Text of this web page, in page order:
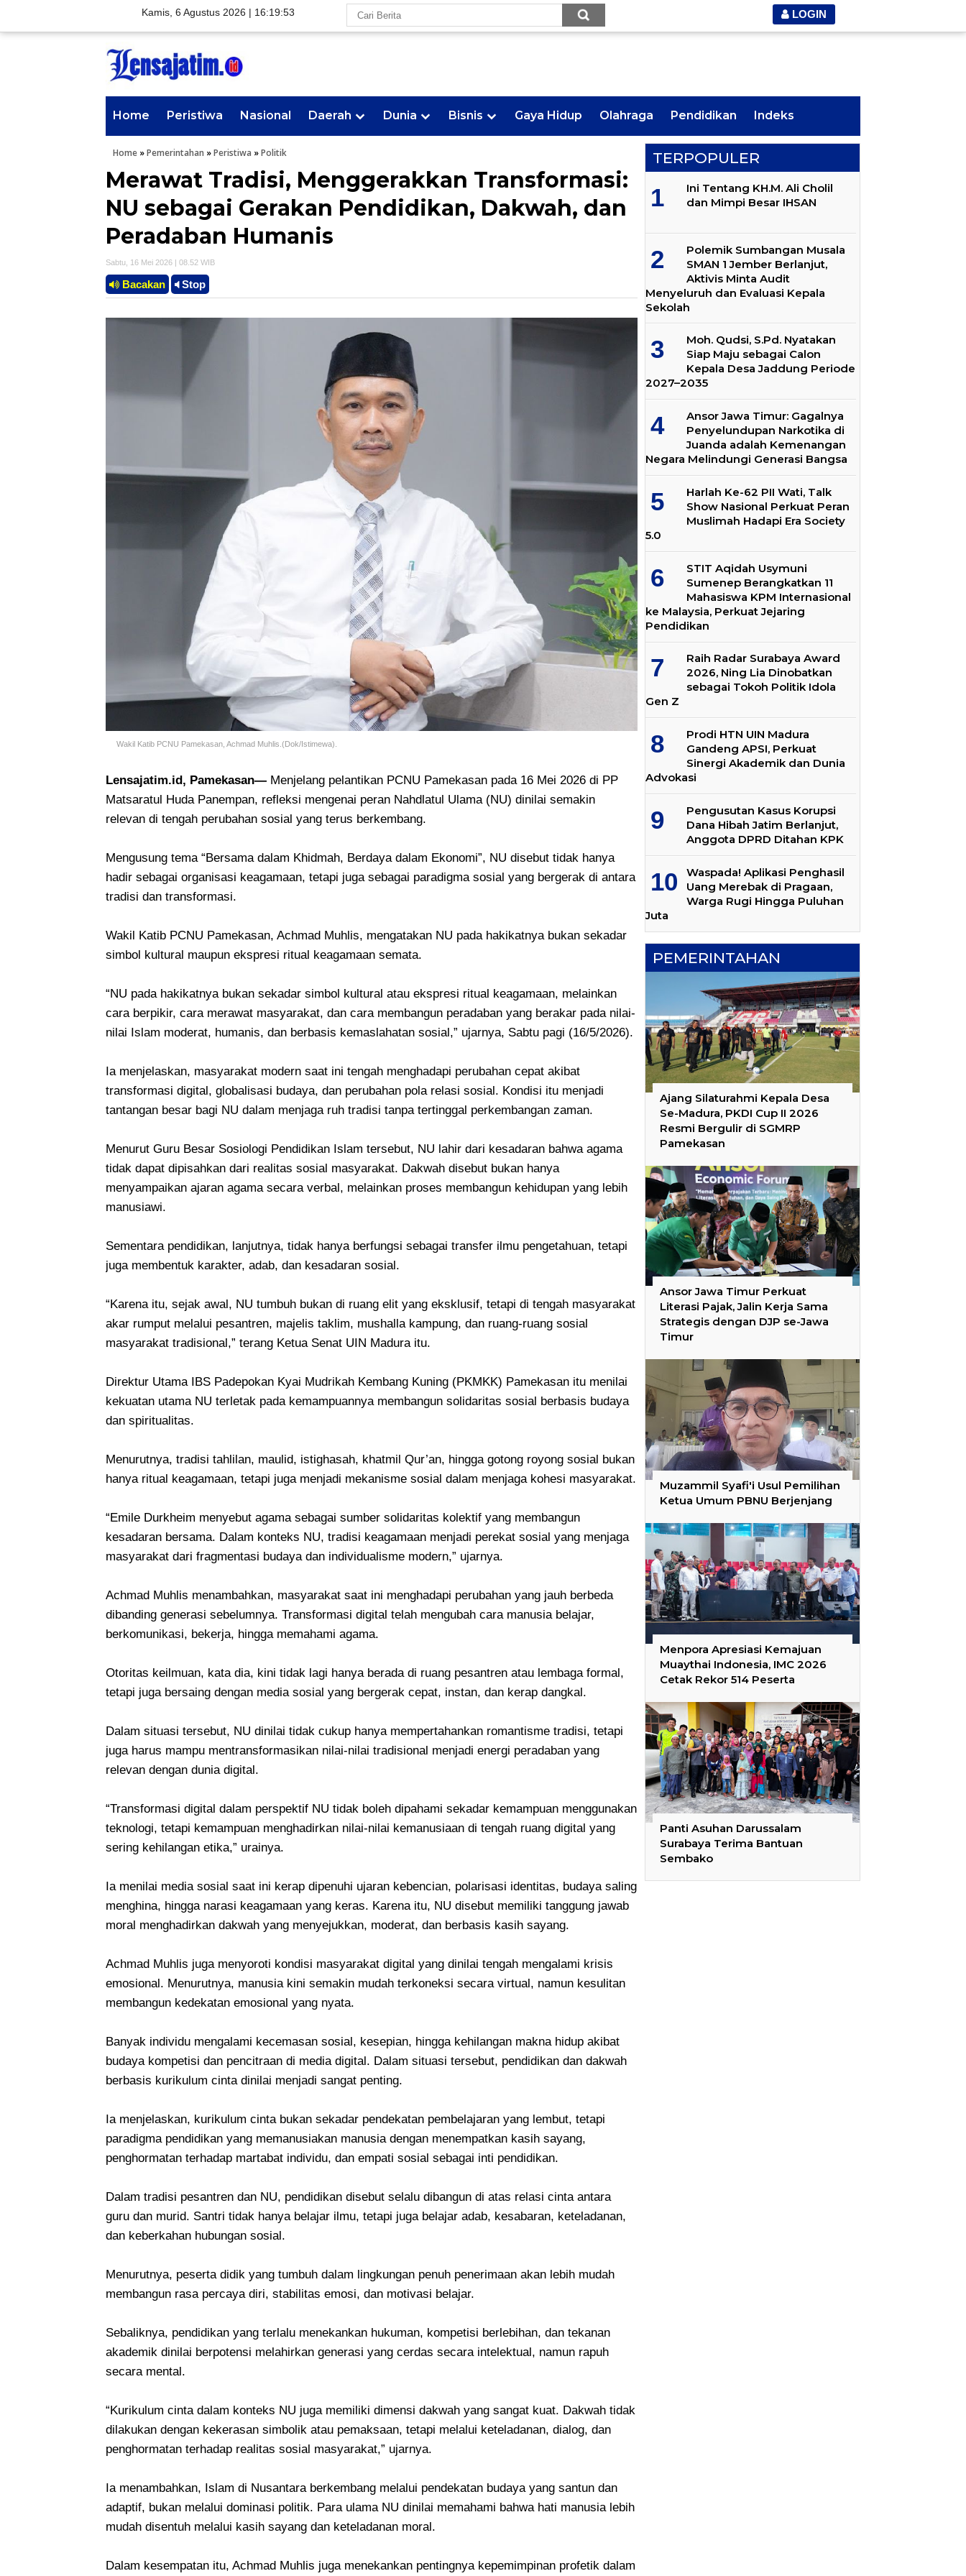
Kamis, 6 Agustus 2026 | 16:19:54 LOGIN
Home Peristiwa Nasional Daerah Dunia Bisnis Gaya Hidup Olahraga Pendidikan Indeks
Home »Pemerintahan »Peristiwa »Politik
Merawat Tradisi, Menggerakkan Transformasi:
NU sebagai Gerakan Pendidikan, Dakwah, dan
Peradaban Humanis
Sabtu, 16 Mei 2026 | 08.52 WIB
Bacakan Stop
Wakil Katib PCNU Pamekasan, Achmad Muhlis.(Dok/Istimewa).
Lensajatim.id, Pamekasan— Menjelang pelantikan PCNU Pamekasan pada 16 Mei 2026 di PP
Matsaratul Huda Panempan, refleksi mengenai peran Nahdlatul Ulama (NU) dinilai semakin
relevan di tengah perubahan sosial yang terus berkembang.
Mengusung tema “Bersama dalam Khidmah, Berdaya dalam Ekonomi”, NU disebut tidak hanya
hadir sebagai organisasi keagamaan, tetapi juga sebagai paradigma sosial yang bergerak di antara
tradisi dan transformasi.
Wakil Katib PCNU Pamekasan, Achmad Muhlis, mengatakan NU pada hakikatnya bukan sekadar
simbol kultural maupun ekspresi ritual keagamaan semata.
“NU pada hakikatnya bukan sekadar simbol kultural atau ekspresi ritual keagamaan, melainkan
cara berpikir, cara merawat masyarakat, dan cara membangun peradaban yang berakar pada nilai-
nilai Islam moderat, humanis, dan berbasis kemaslahatan sosial,” ujarnya, Sabtu pagi (16/5/2026).
Ia menjelaskan, masyarakat modern saat ini tengah menghadapi perubahan cepat akibat
transformasi digital, globalisasi budaya, dan perubahan pola relasi sosial. Kondisi itu menjadi
tantangan besar bagi NU dalam menjaga ruh tradisi tanpa tertinggal perkembangan zaman.
Menurut Guru Besar Sosiologi Pendidikan Islam tersebut, NU lahir dari kesadaran bahwa agama
tidak dapat dipisahkan dari realitas sosial masyarakat. Dakwah disebut bukan hanya
menyampaikan ajaran agama secara verbal, melainkan proses membangun kehidupan yang lebih
manusiawi.
Sementara pendidikan, lanjutnya, tidak hanya berfungsi sebagai transfer ilmu pengetahuan, tetapi
juga membentuk karakter, adab, dan kesadaran sosial.
“Karena itu, sejak awal, NU tumbuh bukan di ruang elit yang eksklusif, tetapi di tengah masyarakat
akar rumput melalui pesantren, majelis taklim, mushalla kampung, dan ruang-ruang sosial
masyarakat tradisional,” terang Ketua Senat UIN Madura itu.
Direktur Utama IBS Padepokan Kyai Mudrikah Kembang Kuning (PKMKK) Pamekasan itu menilai
kekuatan utama NU terletak pada kemampuannya membangun solidaritas sosial berbasis budaya
dan spiritualitas.
Menurutnya, tradisi tahlilan, maulid, istighasah, khatmil Qur’an, hingga gotong royong sosial bukan
hanya ritual keagamaan, tetapi juga menjadi mekanisme sosial dalam menjaga kohesi masyarakat.
“Emile Durkheim menyebut agama sebagai sumber solidaritas kolektif yang membangun
kesadaran bersama. Dalam konteks NU, tradisi keagamaan menjadi perekat sosial yang menjaga
masyarakat dari fragmentasi budaya dan individualisme modern,” ujarnya.
Achmad Muhlis menambahkan, masyarakat saat ini menghadapi perubahan yang jauh berbeda
dibanding generasi sebelumnya. Transformasi digital telah mengubah cara manusia belajar,
berkomunikasi, bekerja, hingga memahami agama.
Otoritas keilmuan, kata dia, kini tidak lagi hanya berada di ruang pesantren atau lembaga formal,
tetapi juga bersaing dengan media sosial yang bergerak cepat, instan, dan kerap dangkal.
Dalam situasi tersebut, NU dinilai tidak cukup hanya mempertahankan romantisme tradisi, tetapi
juga harus mampu mentransformasikan nilai-nilai tradisional menjadi energi peradaban yang
relevan dengan dunia digital.
“Transformasi digital dalam perspektif NU tidak boleh dipahami sekadar kemampuan menggunakan
teknologi, tetapi kemampuan menghadirkan nilai-nilai kemanusiaan di tengah ruang digital yang
sering kehilangan etika,” urainya.
Ia menilai media sosial saat ini kerap dipenuhi ujaran kebencian, polarisasi identitas, budaya saling
menghina, hingga narasi keagamaan yang keras. Karena itu, NU disebut memiliki tanggung jawab
moral menghadirkan dakwah yang menyejukkan, moderat, dan berbasis kasih sayang.
Achmad Muhlis juga menyoroti kondisi masyarakat digital yang dinilai tengah mengalami krisis
emosional. Menurutnya, manusia kini semakin mudah terkoneksi secara virtual, namun kesulitan
membangun kedekatan emosional yang nyata.
Banyak individu mengalami kecemasan sosial, kesepian, hingga kehilangan makna hidup akibat
budaya kompetisi dan pencitraan di media digital. Dalam situasi tersebut, pendidikan dan dakwah
berbasis kurikulum cinta dinilai menjadi sangat penting.
Ia menjelaskan, kurikulum cinta bukan sekadar pendekatan pembelajaran yang lembut, tetapi
paradigma pendidikan yang memanusiakan manusia dengan menempatkan kasih sayang,
penghormatan terhadap martabat individu, dan empati sosial sebagai inti pendidikan.
Dalam tradisi pesantren dan NU, pendidikan disebut selalu dibangun di atas relasi cinta antara
guru dan murid. Santri tidak hanya belajar ilmu, tetapi juga belajar adab, kesabaran, keteladanan,
dan keberkahan hubungan sosial.
Menurutnya, peserta didik yang tumbuh dalam lingkungan penuh penerimaan akan lebih mudah
membangun rasa percaya diri, stabilitas emosi, dan motivasi belajar.
Sebaliknya, pendidikan yang terlalu menekankan hukuman, kompetisi berlebihan, dan tekanan
akademik dinilai berpotensi melahirkan generasi yang cerdas secara intelektual, namun rapuh
secara mental.
“Kurikulum cinta dalam konteks NU juga memiliki dimensi dakwah yang sangat kuat. Dakwah tidak
dilakukan dengan kekerasan simbolik atau pemaksaan, tetapi melalui keteladanan, dialog, dan
penghormatan terhadap realitas sosial masyarakat,” ujarnya.
Ia menambahkan, Islam di Nusantara berkembang melalui pendekatan budaya yang santun dan
adaptif, bukan melalui dominasi politik. Para ulama NU dinilai memahami bahwa hati manusia lebih
mudah disentuh melalui kasih sayang dan keteladanan moral.
Dalam kesempatan itu, Achmad Muhlis juga menekankan pentingnya kepemimpinan profetik dalam
TERPOPULER
Ini Tentang KH.M. Ali Cholil
dan Mimpi Besar IHSAN
Polemik Sumbangan Musala
SMAN 1 Jember Berlanjut,
Aktivis Minta Audit
Menyeluruh dan Evaluasi Kepala
Sekolah
Moh. Qudsi, S.Pd. Nyatakan
Siap Maju sebagai Calon
Kepala Desa Jaddung Periode
2027–2035
Ansor Jawa Timur: Gagalnya
Penyelundupan Narkotika di
Juanda adalah Kemenangan
Negara Melindungi Generasi Bangsa
Harlah Ke-62 PII Wati, Talk
Show Nasional Perkuat Peran
Muslimah Hadapi Era Society
5.0
STIT Aqidah Usymuni
Sumenep Berangkatkan 11
Mahasiswa KPM Internasional
ke Malaysia, Perkuat Jejaring
Pendidikan
Raih Radar Surabaya Award
2026, Ning Lia Dinobatkan
sebagai Tokoh Politik Idola
Gen Z
Prodi HTN UIN Madura
Gandeng APSI, Perkuat
Sinergi Akademik dan Dunia
Advokasi
Pengusutan Kasus Korupsi
Dana Hibah Jatim Berlanjut,
Anggota DPRD Ditahan KPK
Waspada! Aplikasi Penghasil
Uang Merebak di Pragaan,
Warga Rugi Hingga Puluhan
Juta
PEMERINTAHAN
Ajang Silaturahmi Kepala Desa
Se-Madura, PKDI Cup II 2026
Resmi Bergulir di SGMRP
Pamekasan
Ansor Jawa Timur Perkuat
Literasi Pajak, Jalin Kerja Sama
Strategis dengan DJP se-Jawa
Timur
Muzammil Syafi'i Usul Pemilihan
Ketua Umum PBNU Berjenjang
Menpora Apresiasi Kemajuan
Muaythai Indonesia, IMC 2026
Cetak Rekor 514 Peserta
Panti Asuhan Darussalam
Surabaya Terima Bantuan
Sembako